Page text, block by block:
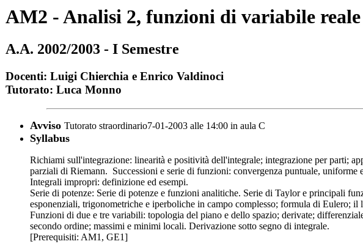
AM2 - Analisi 2, funzioni di variabile reale
A.A. 2002/2003 - I Semestre
Docenti: Luigi Chierchia e Enrico Valdinoci
Tutorato: Luca Monno
Avviso Tutorato straordinario7-01-2003 alle 14:00 in aula C
Syllabus
Richiami sull'integrazione: linearità e positività dell'integrale; integrazione per parti;
parziali di Riemann. Successioni e serie di funzioni: convergenza puntuale, uniforme
Integrali impropri: definizione ed esempi.
Serie di potenze: Serie di potenze e funzioni analitiche. Serie di Taylor e principali
esponenziali, trigonometriche e iperboliche in campo complesso; formula di Eulero; il
Funzioni di due e tre variabili: topologia del piano e dello spazio; derivate;
secondo ordine; massimi e minimi locali. Derivazione sotto segno di integrale.
[Prerequisiti: AM1, GE1]